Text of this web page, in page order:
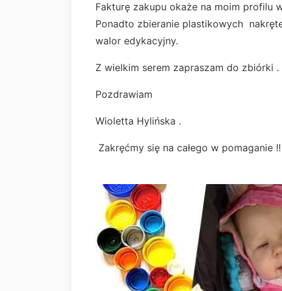
Fakturę zakupu okaże na moim profilu
Ponadto zbieranie plastikowych
walor edykacyjny.
Z wielkim serem zapraszam do zbiórki .
Pozdrawiam
Wioletta Hylińska .
Zakręćmy się na całego w pomaganie !!